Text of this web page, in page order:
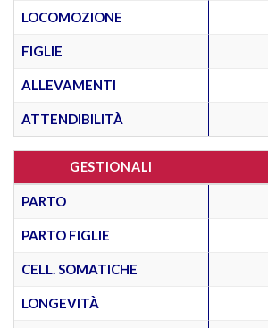
LOCOMOZIONE
FIGLIE
ALLEVAMENTI
ATTENDIBILITÀ
GESTIONALI
PARTO
PARTO FIGLIE
CELL. SOMATICHE
LONGEVITÀ